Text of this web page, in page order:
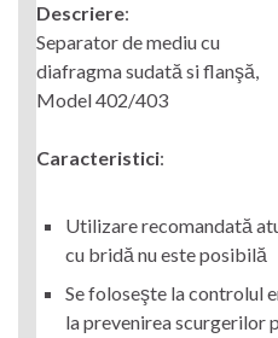
Descriere:
Separator de mediu cu
diafragma sudată si flanşă,
Model 402/403
Caracteristici:
Utilizare recomandată
cu bridă nu este posibilă
Se foloseşte la controlul
la prevenirea scurgerilor